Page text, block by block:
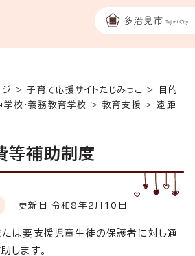
ジ >子育て応援サイトたじみっこ >
目的
学校・義務教育学校 >教育支援 >遠距
等補助制度
更新日 令和8年2月10日
は要支援児童生徒の保護者に対し通
します。